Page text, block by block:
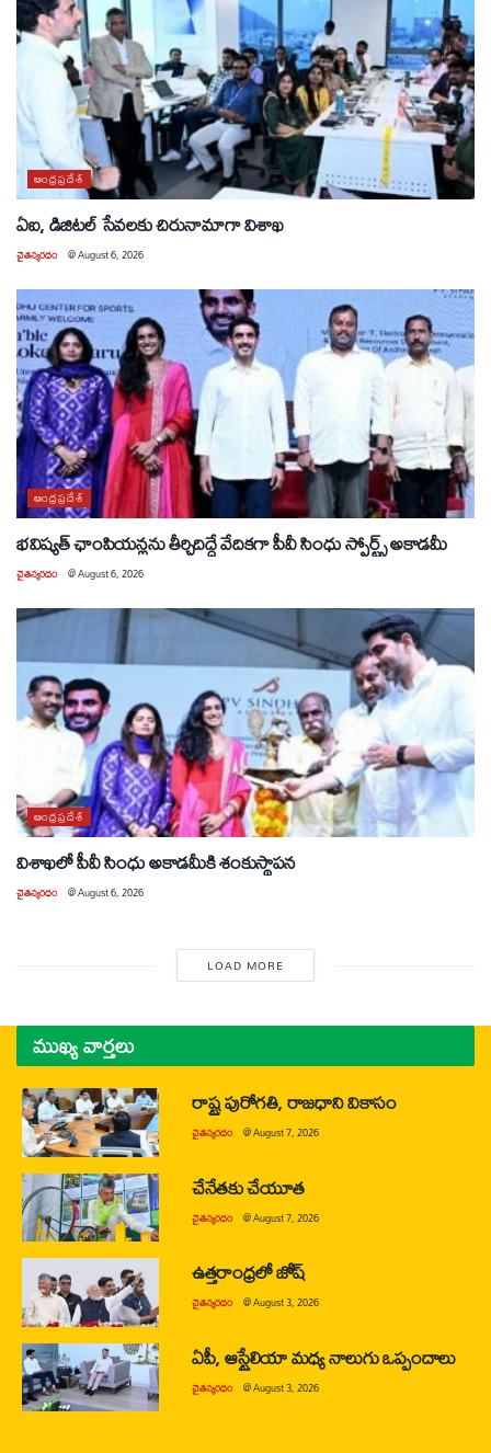
ఆంధ్రప్రదేశ్
ఏఐ, డిజిటల్ సేవలకు చిరునామాగా విశాఖ
చైతన్యరధం @August 6, 2026
ఆంధ్రప్రదేశ్
భవిష్యత్ ఛాంపియన్లను తీర్చిదిద్దే వేదికగా పీవీ సింధు స్పోర్ట్స్ అకాడమీ
చైతన్యరధం @August 6, 2026
ఆంధ్రప్రదేశ్
విశాఖలో పీవీ సింధు అకాడమీకి శంకుస్థాపన
చైతన్యరధం @August 6, 2026
LOAD MORE
ముఖ్య వార్తలు
రాష్ట్ర పురోగతి, రాజధాని వికాసం
చైతన్యరధం @August 7, 2026
చేనేతకు చేయూత
చైతన్యరధం @August 7, 2026
ఉత్తరాంధ్రలో జోష్
చైతన్యరధం @August 3, 2026
ఏపీ, ఆస్ట్రేలియా మధ్య నాలుగు ఒప్పందాలు
చైతన్యరధం @August 3, 2026